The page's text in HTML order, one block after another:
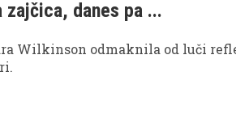
zajčica, danes pa ...
Wilkinson odmaknila od luči